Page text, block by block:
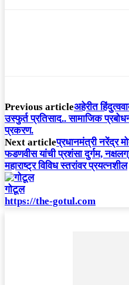
Previous articleअहेरीत
उस्फुर्त प्रतिसाद.. सामाजिक
प्रकरण.
Next articleप्रधानमंत्री नरेंद्र
फडणवीस यांची प्रशंसा दुर्गम,
महाराष्ट्र विविध स्तरांवर प्रयत्नशील
गोटूल
https://the-gotul.com